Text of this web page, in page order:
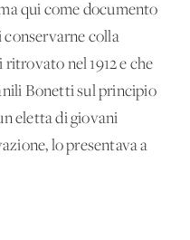
qui come documento
colla
nel 1912 e che
Bonetti sul principio
di giovani
lo presentava a